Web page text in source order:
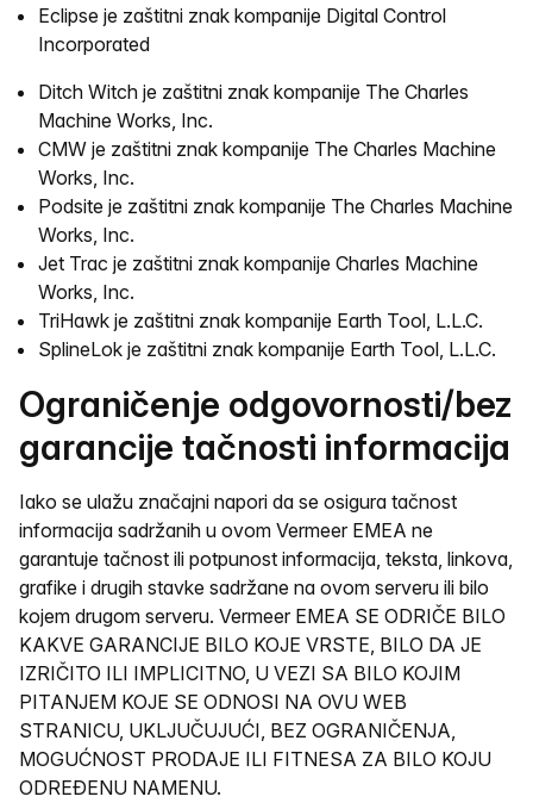
Eclipse je zaštitni znak kompanije Digital Control
Incorporated
Ditch Witch je zaštitni znak kompanije The Charles
Machine Works, Inc.
CMW je zaštitni znak kompanije The Charles Machine
Works, Inc.
Podsite je zaštitni znak kompanije The Charles Machine
Works, Inc.
Jet Trac je zaštitni znak kompanije Charles Machine
Works, Inc.
TriHawk je zaštitni znak kompanije Earth Tool, L.L.C.
SplineLok je zaštitni znak kompanije Earth Tool, L.L.C.
Ograničenje odgovornosti/bez
garancije tačnosti informacija
Iako se ulažu značajni napori da se osigura tačnost
informacija sadržanih u ovom Vermeer EMEA ne
garantuje tačnost ili potpunost informacija, teksta, linkova,
grafike i drugih stavke sadržane na ovom serveru ili bilo
kojem drugom serveru. Vermeer EMEA SE ODRIČE BILO
KAKVE GARANCIJE BILO KOJE VRSTE, BILO DA JE
IZRIČITO ILI IMPLICITNO, U VEZI SA BILO KOJIM
PITANJEM KOJE SE ODNOSI NA OVU WEB
STRANICU, UKLJUČUJUĆI, BEZ OGRANIČENJA,
MOGUĆNOST PRODAJE ILI FITNESA ZA BILO KOJU
ODREĐENU NAMENU.